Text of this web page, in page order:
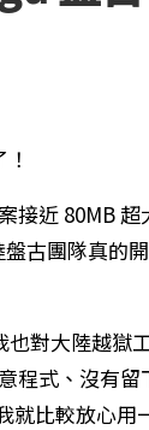
接近 80MB 超
古團隊真的
對大陸越獄
程式、沒有留
就比較放心用